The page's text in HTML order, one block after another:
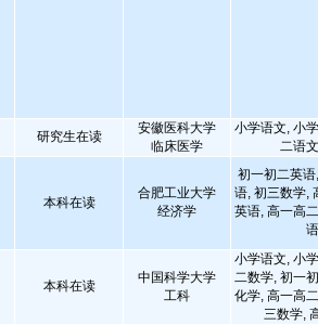
研究生在读
安徽医科大学
临床医学
小学语文, 小
二语
本科在读
合肥工业大学
经济学
初一初二英
语, 初三数学,
英语, 高一高
本科在读
中国科学大学
工科
小学语文, 小
二数学, 初一
化学, 高一高
三数学,